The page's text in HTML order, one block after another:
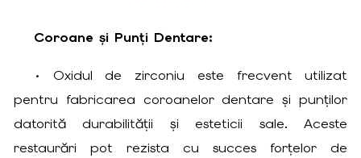
Coroane și Punți Dentare:
• Oxidul de zirconiu este frecvent utilizat
pentru fabricarea coroanelor dentare și punților
datorită durabilității și esteticii sale. Aceste
restaurări pot rezista cu succes forțelor de